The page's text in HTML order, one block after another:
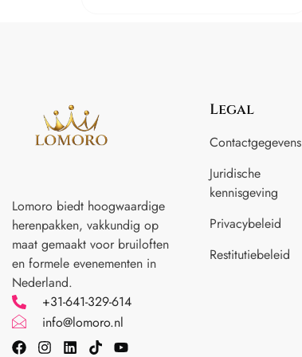
Lomoro biedt hoogwaardige
herenpakken, vakkundig op
maat gemaakt voor bruiloften
en formele evenementen in
Nederland.
+31-641-329-614
info@lomoro.nl
Legal
Contactgegevens
Juridische
kennisgeving
Privacybeleid
Restitutiebeleid